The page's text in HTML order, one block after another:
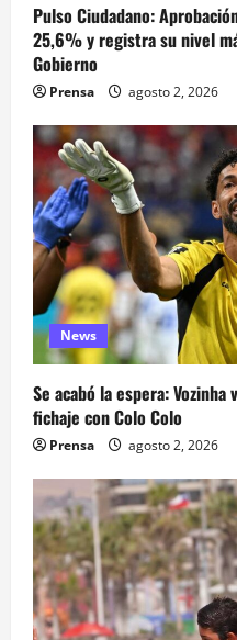
Pulso Ciudadano:
25,6% y registra su nivel
Gobierno
Prensa agosto 2, 2026
News
Se acabó la espera:
fichaje con Colo Colo
Prensa agosto 2, 2026